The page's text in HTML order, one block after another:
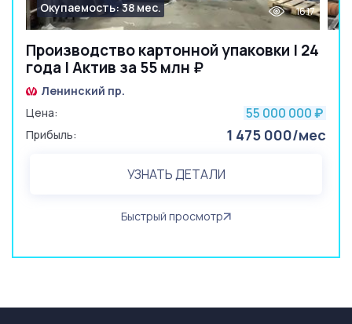
Производство картонной упаковки | 24
года | Актив за 55 млн ₽
Окупаемость: 38 мес. 1617
Ленинский пр.
Цена:
55 000 000 ₽
Прибыль: 1 475 000/мес
УЗНАТЬ ДЕТАЛИ
Быстрый просмотр